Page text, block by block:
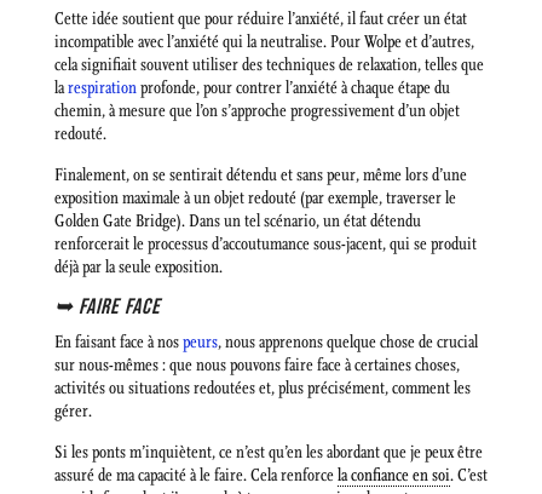
Cette idée soutient que pour réduire l’anxiété, il faut créer un état
incompatible avec l’anxiété qui la neutralise. Pour Wolpe et d’autres,
cela signifiait souvent utiliser des techniques de relaxation, telles que
larespirationprofonde, pour contrer l’anxiété à chaque étape du
chemin, à mesure que l’on s’approche progressivement d’un objet
redouté.
Finalement, on se sentirait détendu et sans peur, même lors d’une
exposition maximale à un objet redouté (par exemple, traverser le
Golden Gate Bridge). Dans un tel scénario, un état détendu
renforcerait le processus d’accoutumance sous-jacent, qui se produit
déjà par la seule exposition.
➥FAIRE FACE
En faisant face à nospeurs, nous apprenons quelque chose de crucial
sur nous-mêmes : que nous pouvons faire face à certaines choses,
activités ou situations redoutées et, plus précisément, comment les
gérer.
Si les ponts m’inquiètent, ce n’est qu’en les abordant que je peux être
assuré de ma capacité à le faire. Cela renforcela confiance en soi. C’est